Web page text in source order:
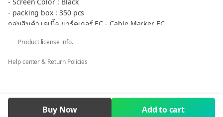
- packing box : 350 pcs
กลุ่มสินค้า เคเบิ้ล มาร์คเกอร์ EC - Cable Marker EC
ค้า โรงเรียน ราชการ คลิก ต้องการ VAT เท่านั้น
Cable marker EC3 Cable 5-10 Sq.mm.
Product license info.
Help center & Return Policies
Buy Now Add to cart